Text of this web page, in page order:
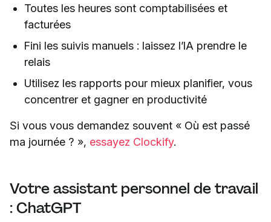
Toutes les heures sont comptabilisées et
facturées
Fini les suivis manuels : laissez l’IA prendre le
relais
Utilisez les rapports pour mieux planifier, vous
concentrer et gagner en productivité
Si vous vous demandez souvent « Où est passé
ma journée ? », essayez Clockify.
Votre assistant personnel de travail
: ChatGPT